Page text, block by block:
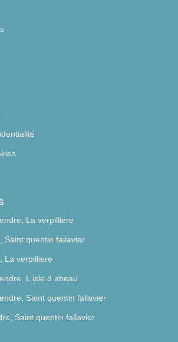
La verpilliere
Saint quentin fallavier
La verpilliere
L isle d abeau
Saint quentin fallavier
Saint quentin fallavier